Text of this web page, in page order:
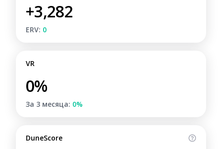
+3,282
ERV: 0
VR
0%
За 3 месяца: 0%
DuneScore